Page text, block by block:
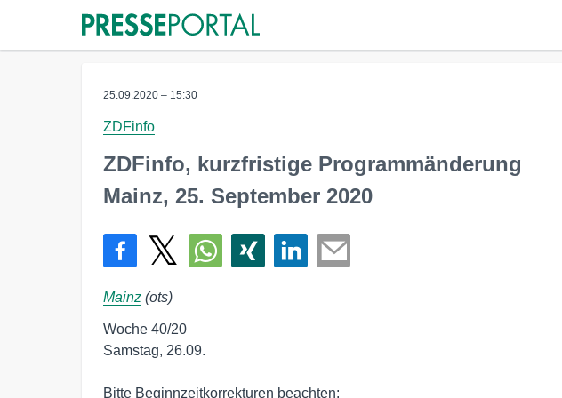
25.09.2020 – 15:30
ZDFinfo
ZDFinfo, kurzfristige Programmänderung
Mainz, 25. September 2020
Mainz (ots)
Woche 40/20
Samstag, 26.09.
Bitte Beginnzeitkorrekturen beachten: